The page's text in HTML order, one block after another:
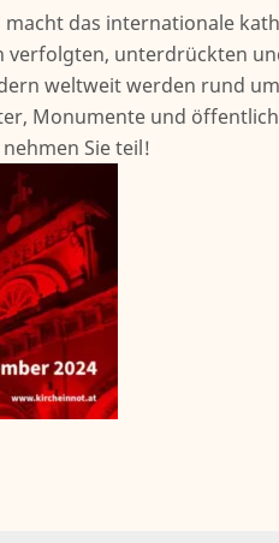
macht das internationale
verfolgten, unterdrückten
weltweit werden rund
Monumente und
Sie teil!